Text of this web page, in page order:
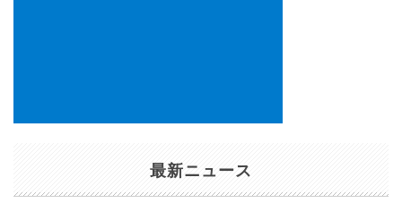
最新ニュース